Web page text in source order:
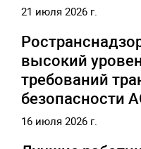
21 июля 2026 г.
высокий
требований
безопасности
16 июля 2026 г.